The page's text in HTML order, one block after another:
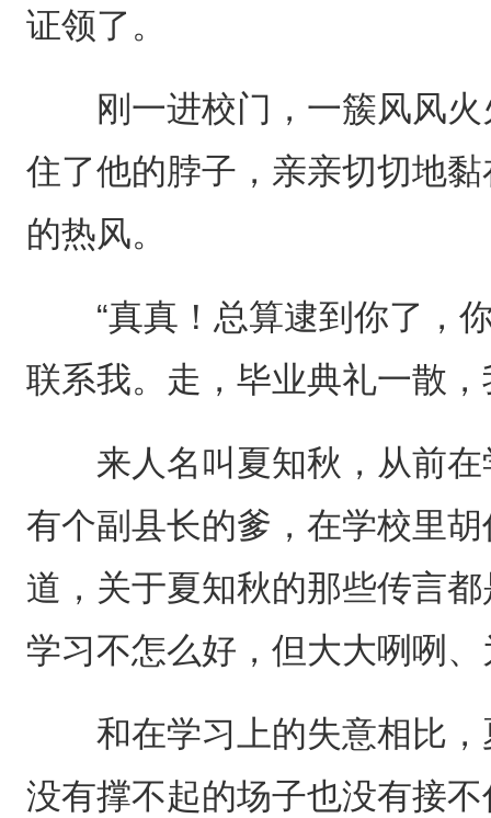
证领了。
刚一进校门，一簇风风火
住了他的脖子，亲亲切切地
的热风。
“真真！总算逮到你了，你
联系我。走，毕业典礼一散
来人名叫夏知秋，从前在
有个副县长的爹，在学校里
道，关于夏知秋的那些传言
学习不怎么好，但大大咧咧
和在学习上的失意相比，
没有撑不起的场子也没有接